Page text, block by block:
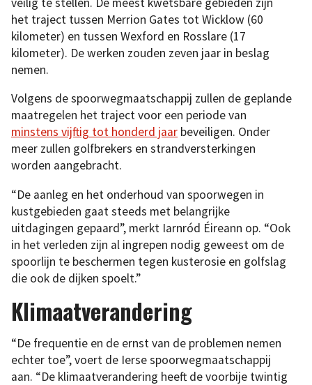
het traject tussen Merrion Gates tot Wicklow (60
kilometer) en tussen Wexford en Rosslare (17
kilometer). De werken zouden zeven jaar in beslag
nemen.
Volgens de spoorwegmaatschappij zullen de geplande
maatregelen het traject voor een periode van
minstens vijftig tot honderd jaar beveiligen. Onder
meer zullen golfbrekers en strandversterkingen
worden aangebracht.
“De aanleg en het onderhoud van spoorwegen in
kustgebieden gaat steeds met belangrijke
uitdagingen gepaard”, merkt Iarnród Éireann op. “Ook
in het verleden zijn al ingrepen nodig geweest om de
spoorlijn te beschermen tegen kusterosie en golfslag
die ook de dijken spoelt.”
Klimaatverandering
“De frequentie en de ernst van de problemen nemen
echter toe”, voert de Ierse spoorwegmaatschappij
aan. “De klimaatverandering heeft de voorbije twintig